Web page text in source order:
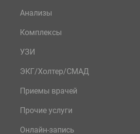
Анализы
Комплексы
УЗИ
ЭКГ/Холтер/СМАД
Приемы врачей
Прочие услуги
Онлайн-запись